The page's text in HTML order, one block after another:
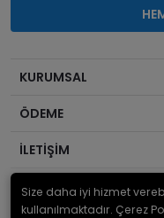
KURUMSAL
ÖDEME
İLETİŞİM
© 2026Mekanik Sepeti. Bir
Size daha iyi hizmet
kullanılmaktadır. Çerez